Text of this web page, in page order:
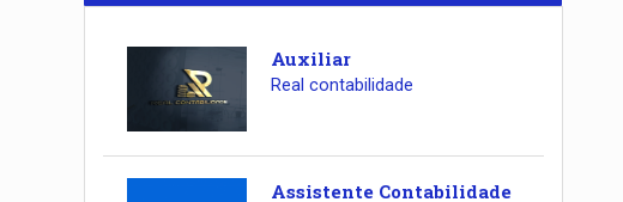
Auxiliar
Real contabilidade
Assistente Contabilidade